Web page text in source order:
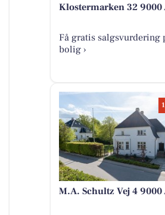
Klostermarken 32 9000
Få gratis salgsvurdering
bolig ›
M.A. Schultz Vej 4